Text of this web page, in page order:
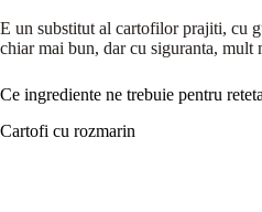
E un substitut al cartofilor prajiti, cu
chiar mai bun, dar cu siguranta, mult
Ce ingrediente ne trebuie pentru
Cartofi cu rozmarin